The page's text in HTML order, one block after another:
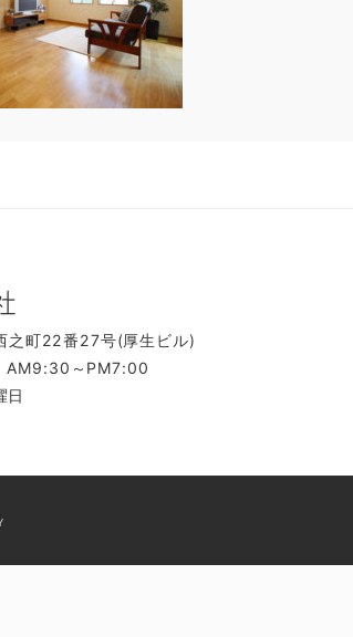
之町22番27号(厚生ビル)
AM9:30～PM7:00
日